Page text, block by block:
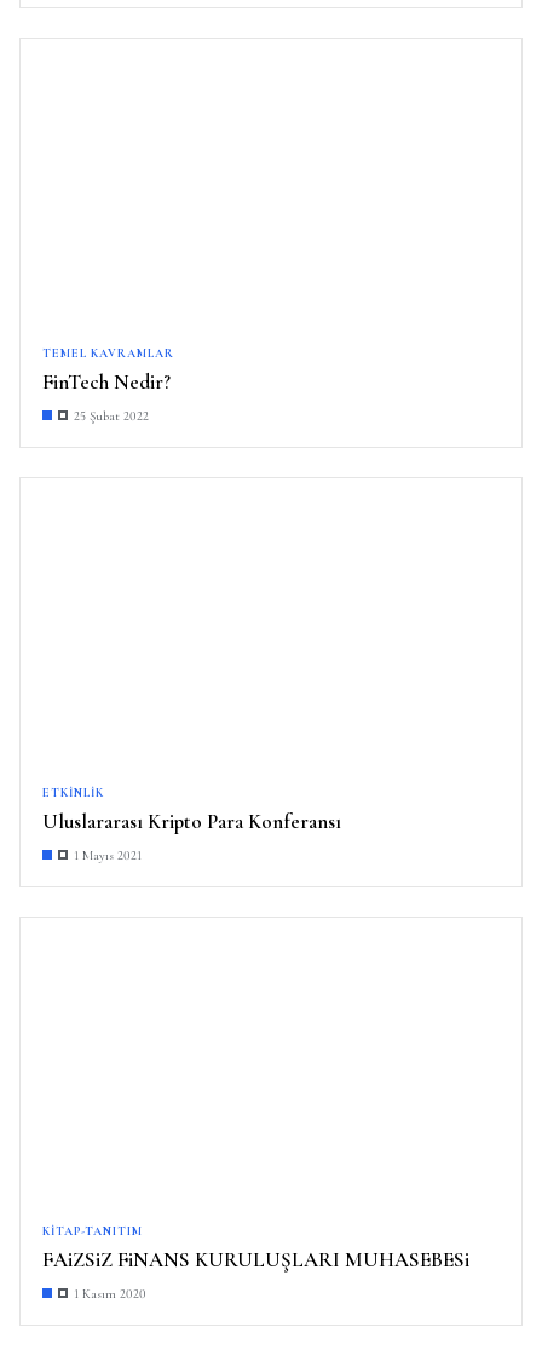
TEMEL KAVRAMLAR
FinTech Nedir?
25 Şubat 2022
ETKINLIK
Uluslararası Kripto Para Konferansı
1 Mayıs 2021
KITAP-TANITIM
FAiZSiZ FiNANS KURULUŞLARI MUHASEBESi
1 Kasım 2020